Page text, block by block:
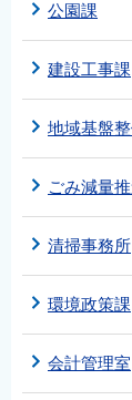
公園課
建設工事課
地域基盤
ごみ減量
清掃事務所
環境政策課
会計管理室